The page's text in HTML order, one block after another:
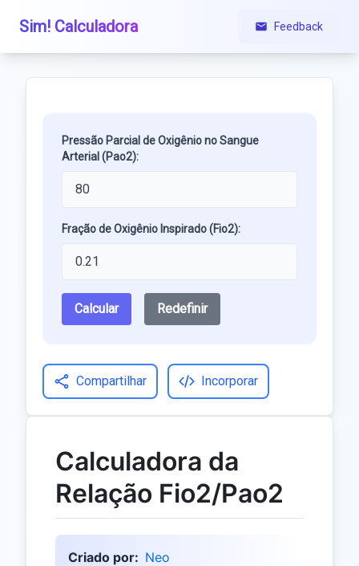
Sim! Calculadora Feedback
Pressão Parcial de Oxigênio no Sangue
Arterial (Pao2):
Fração de Oxigênio Inspirado (Fio2):
Calcular Redefinir
Compartilhar Incorporar
Calculadora da
Relação Fio2/Pao2
Criado por: Neo